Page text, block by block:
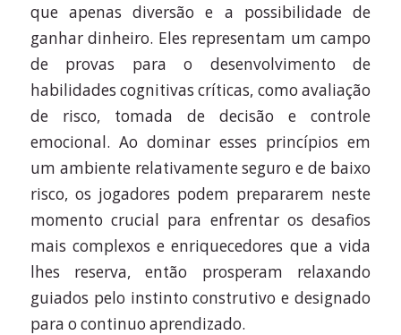
que apenas diversão e a possibilidade de
ganhar dinheiro. Eles representam um campo
de provas para o desenvolvimento de
habilidades cognitivas críticas, como avaliação
de risco, tomada de decisão e controle
emocional. Ao dominar esses princípios em
um ambiente relativamente seguro e de baixo
risco, os jogadores podem prepararem neste
momento crucial para enfrentar os desafios
mais complexos e enriquecedores que a vida
lhes reserva, então prosperam relaxando
guiados pelo instinto construtivo e designado
para o continuo aprendizado.